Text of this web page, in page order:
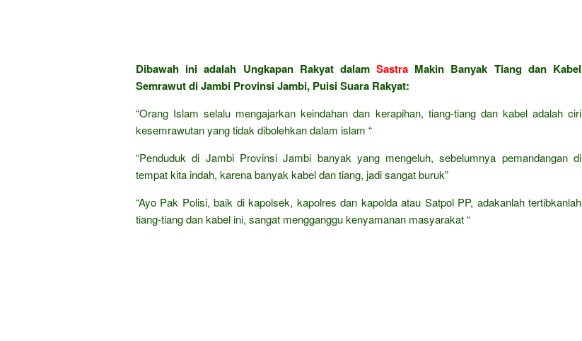
Dibawah ini adalah Ungkapan Rakyat dalamSastra Makin Banyak Tiang dan Kabel
Semrawut di Jambi Provinsi Jambi, Puisi Suara Rakyat:
“Orang Islam selalu mengajarkan keindahan dan kerapihan, tiang-tiang dan kabel adalah ciri
kesemrawutan yang tidak dibolehkan dalam islam “
“Penduduk di Jambi Provinsi Jambi banyak yang mengeluh, sebelumnya pemandangan di
tempat kita indah, karena banyak kabel dan tiang, jadi sangat buruk”
“Ayo Pak Polisi, baik di kapolsek, kapolres dan kapolda atau Satpol PP, adakanlah tertibkanlah
tiang-tiang dan kabel ini, sangat mengganggu kenyamanan masyarakat “